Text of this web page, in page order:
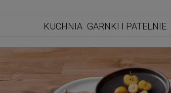
KUCHNIA GARNKI I PATELNIE